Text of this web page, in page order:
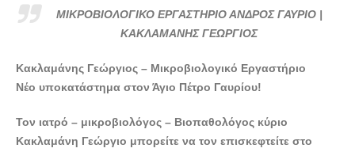
ΚΑΚΛΑΜΑΝΗΣ ΓΕΩΡΓΙΟΣ - doctors4u.gr
ΜΙΚΡΟΒΙΟΛΟΓΙΚΟ ΕΡΓΑΣΤΗΡΙΟ ΑΝΔΡΟΣ ΓΑΥΡΙΟ |
ΜΙΚΡΟΒΙΟΛΟΓΙΚΟ ΕΡΓΑΣΤΗΡΙΟ ΑΝΔΡΟΣ ΓΑΥΡΙΟ |
ΚΑΚΛΑΜΑΝΗΣ ΓΕΩΡΓΙΟΣ - doctors4u.gr
ΜΙΚΡΟΒΙΟΛΟΓΙΚΟ ΕΡΓΑΣΤΗΡΙΟ ΑΝΔΡΟΣ ΓΑΥΡΙΟ |
ΚΑΚΛΑΜΑΝΗΣ ΓΕΩΡΓΙΟΣ - doctors4u.gr
ΜΙΚΡΟΒΙΟΛΟΓΙΚΟ ΕΡΓΑΣΤΗΡΙΟ ΑΝΔΡΟΣ ΓΑΥΡΙΟ |
ΚΑΚΛΑΜΑΝΗΣ ΓΕΩΡΓΙΟΣ
Κακλαμάνης Γεώργιος – Μικροβιολογικό Εργαστήριο
Νέο υποκατάστημα στον Άγιο Πέτρο Γαυρίου!
Τον ιατρό – μικροβιολόγος – Βιοπαθολόγος κύριο
Κακλαμάνη Γεώργιο μπορείτε να τον επισκεφτείτε στο